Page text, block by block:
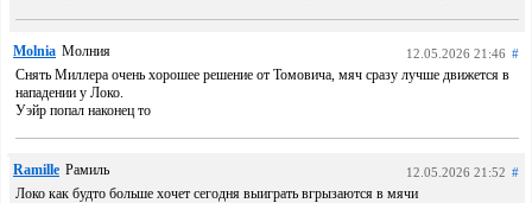
Molnia Молния 12.05.2026 21:46 #
Снять Миллера очень хорошее решение от Томовича, мяч сразу лучше движется в
нападении у Локо.
Уэйр попал наконец то
Ramille Рамиль 12.05.2026 21:52 #
Локо как будто больше хочет сегодня выиграть вгрызаются в мячи